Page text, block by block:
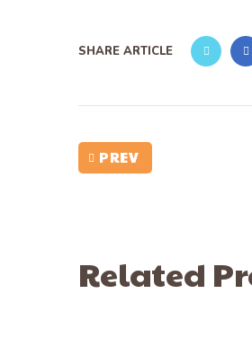
SHARE ARTICLE
PREV
Related